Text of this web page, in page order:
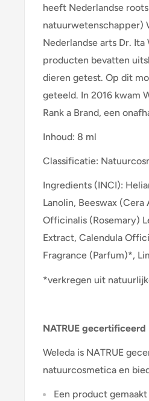
heeft Nederlandse
natuurwetenschapper)
Nederlandse arts Dr.
producten bevatten
dieren getest. Op dit
geteeld. In 2016 kwam
Rank a Brand, een
Inhoud: 8 ml
Classificatie:
Ingredients (INCI):
Lanolin, Beeswax
Officinalis (Rosemary)
Extract, Calendula
Fragrance (Parfum)*,
*verkregen uit
NATRUE gecertificeerd
Weleda is NATRUE
natuurcosmetica en
Een product